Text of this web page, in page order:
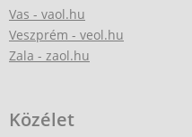
Vas - vaol.hu
Veszprém - veol.hu
Zala - zaol.hu
Közélet